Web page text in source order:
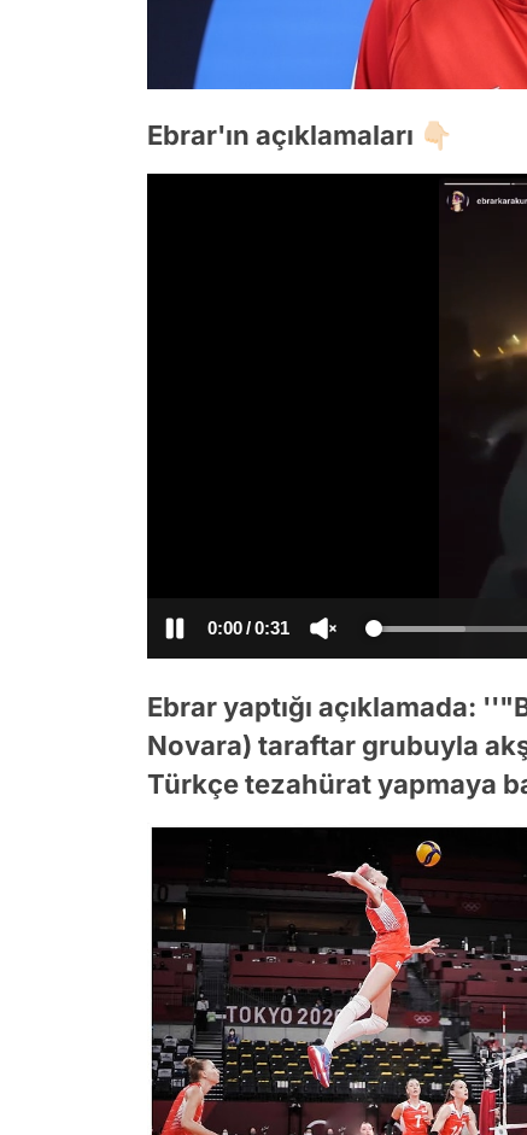
Ebrar'ın açıklamaları 👇🏻
/
Ebrar yaptığı açıklamada:
Novara) taraftar grubuyla
Türkçe tezahürat yapmaya